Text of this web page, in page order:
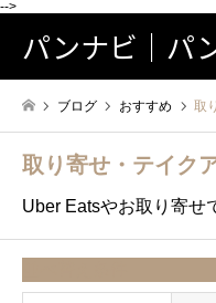
-->
パンナビ｜パ
ブログ おすすめ 取
取り寄せ・テイク
Uber Eatsやお取り寄せ